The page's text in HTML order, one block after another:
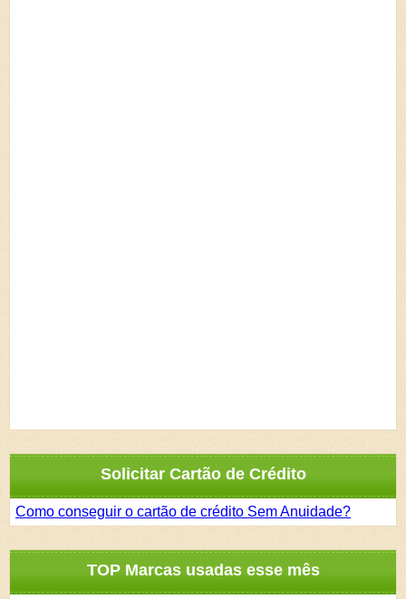
Solicitar Cartão de Crédito
Como conseguir o cartão de crédito Sem Anuidade?
TOP Marcas usadas esse mês